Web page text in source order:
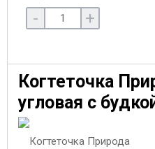
- +
Когтеточка
угловая с